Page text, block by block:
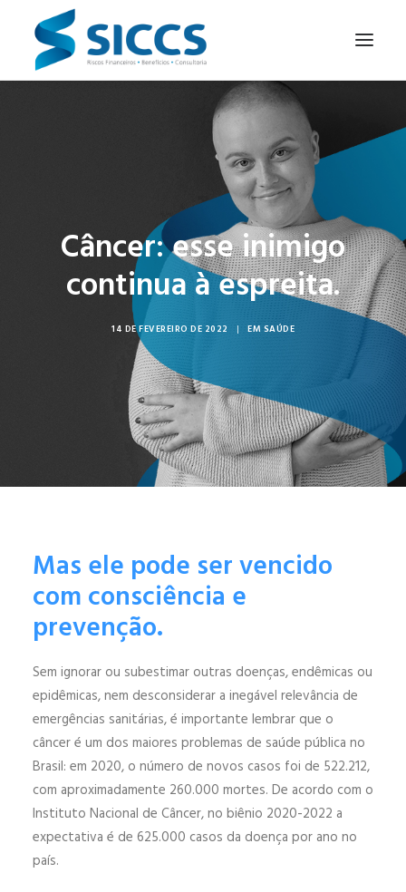
SOBRE NÓS
NOTÍCIAS
CONTATOS
PARA SEU NEGÓCIO
PARA VOCÊ
PORTUGUÊS
ENGLISH
ESPAÑOL
Câncer: esse inimigo
continua à espreita.
14 DE FEVEREIRO DE 2022 | EMSAÚDE
Mas ele pode ser vencido
com consciência e
prevenção.
Sem ignorar ou subestimar outras doenças, endêmicas ou
epidêmicas, nem desconsiderar a inegável relevância de
emergências sanitárias, é importante lembrar que o
câncer é um dos maiores problemas de saúde pública no
Brasil: em 2020, o número de novos casos foi de 522.212,
com aproximadamente 260.000 mortes. De acordo com o
Instituto Nacional de Câncer, no biênio 2020-2022 a
expectativa é de 625.000 casos da doença por ano no
país.